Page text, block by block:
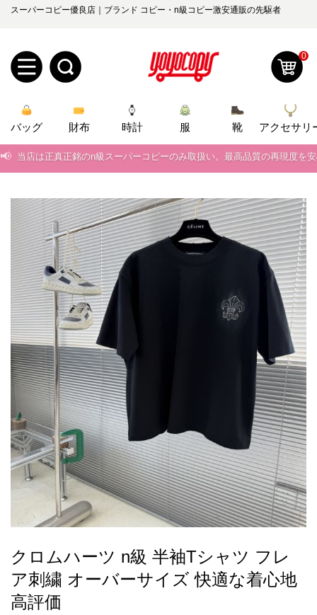
スーパーコピー優良店｜ブランド コピー・n級コピー激安通販の先駆者
規
ユ
ザ
ー
登
録
ロ
グ
ン
オ
ー
ダ
ー
管
お
知
ら
せ
yoyocopys@gmail.com
2026人気特集
バッグ
財布
時計
服
ズボン
衣装セット
靴
住まい用品
アクセサリー
ベルト
スカーフ
アイフォーンケ
ース
小物
最
お
す
す
め
0
バッグ 財布 時計 服 靴
アクセサリ
📢
📢
📢 新作入荷！ルイ・ヴィトンスーパーコピー バッグ最新モデルが登場。
当店は正真正銘のn級スーパーコピーのみ取扱い。最高品質の再現度を
📢 2026春の新作続々更新中！期間中のご注文でお得な割引をご利用いただ
新作入荷！ルイ・ヴィトンスーパーコピー バッグ最新モデルが登場。
クロムハーツ n級 半袖Tシャツ フレ
ア刺繍 オーバーサイズ 快適な着心地
高評価